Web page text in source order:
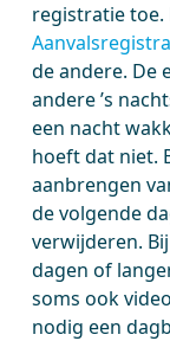
registratie
de andere. De
andere ’s
een nacht
hoeft dat niet.
aanbrengen
de volgende
verwijderen.
dagen of
soms ook
nodig een